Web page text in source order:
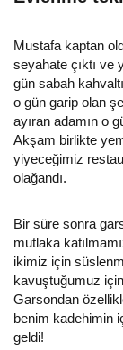
Mustafa kaptan
seyahate çıktı ve
gün sabah
o gün garip olan
ayıran adamın o
Akşam birlikte
yiyeceğimiz
olağandı.
Bir süre sonra
mutlaka
ikimiz için
kavuştuğumuz için
Garsondan
benim kadehimin
geldi!